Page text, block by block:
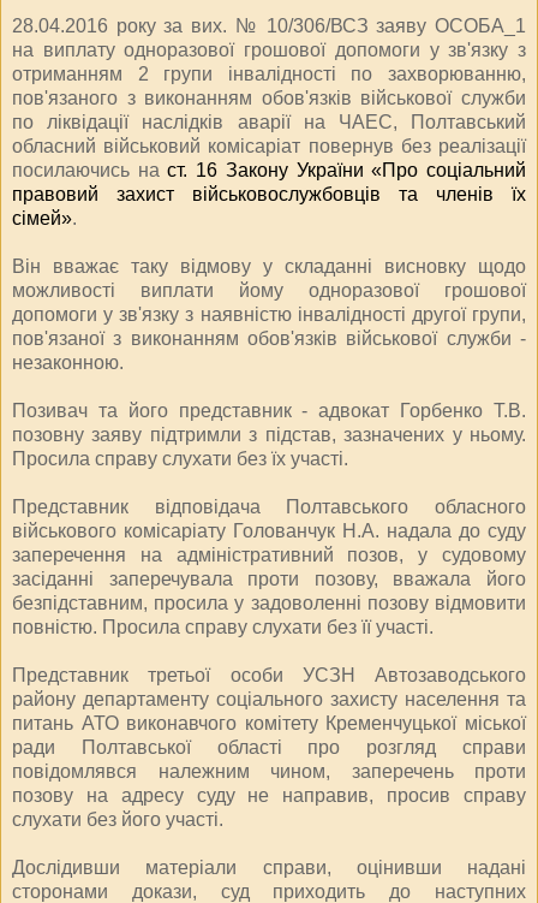
28.04.2016 року за вих. № 10/306/ВСЗ заяву ОСОБА_1
на виплату одноразової грошової допомоги у зв'язку з
отриманням 2 групи інвалідності по захворюванню,
пов'язаного з виконанням обов'язків військової служби
по ліквідації наслідків аварії на ЧАЕС, Полтавський
обласний військовий комісаріат повернув без реалізації
посилаючись наст. 16 Закону України «Про соціальний
правовий захист військовослужбовців та членів їх
сімей».
Він вважає таку відмову у складанні висновку щодо
можливості виплати йому одноразової грошової
допомоги у зв'язку з наявністю інвалідності другої групи,
пов'язаної з виконанням обов'язків військової служби -
незаконною.
Позивач та його представник - адвокат Горбенко Т.В.
позовну заяву підтримли з підстав, зазначених у ньому.
Просила справу слухати без їх участі.
Представник відповідача Полтавського обласного
військового комісаріату Голованчук Н.А. надала до суду
заперечення на адміністративний позов, у судовому
засіданні заперечувала проти позову, вважала його
безпідставним, просила у задоволенні позову відмовити
повністю. Просила справу слухати без її участі.
Представник третьої особи УСЗН Автозаводського
району департаменту соціального захисту населення та
питань АТО виконавчого комітету Кременчуцької міської
ради Полтавської області про розгляд справи
повідомлявся належним чином, заперечень проти
позову на адресу суду не направив, просив справу
слухати без його участі.
Дослідивши матеріали справи, оцінивши надані
сторонами докази, суд приходить до наступних